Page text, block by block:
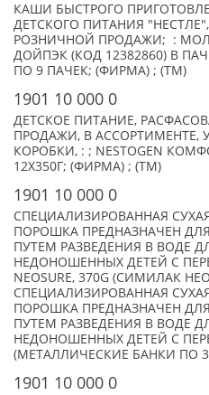
КАШИ БЫСТРОГО
ДЕТСКОГО ПИТАНИЯ
РОЗНИЧНОЙ ПРОДАЖИ; :
ДОЙПЭК (КОД 12382860) В
ПО 9 ПАЧЕК; (ФИРМА) ; (TM)
1901 10 000 0
ДЕТСКОЕ ПИТАНИЕ,
ПРОДАЖИ, В АССОРТИМЕНТЕ,
КОРОБКИ, : ; NESTOGEN
12Х350Г; (ФИРМА) ; (TM)
1901 10 000 0
СПЕЦИАЛИЗИРОВАННАЯ
ПОРОШКА ПРЕДНАЗНАЧЕН
ПУТЕМ РАЗВЕДЕНИЯ В ВОДЕ
НЕДОНОШЕННЫХ ДЕТЕЙ С
NEOSURE, 370G (СИМИЛАК
СПЕЦИАЛИЗИРОВАННАЯ
ПОРОШКА ПРЕДНАЗНАЧЕН
ПУТЕМ РАЗВЕДЕНИЯ В ВОДЕ
НЕДОНОШЕННЫХ ДЕТЕЙ С
(МЕТАЛЛИЧЕСКИЕ БАНКИ ПО
1901 10 000 0